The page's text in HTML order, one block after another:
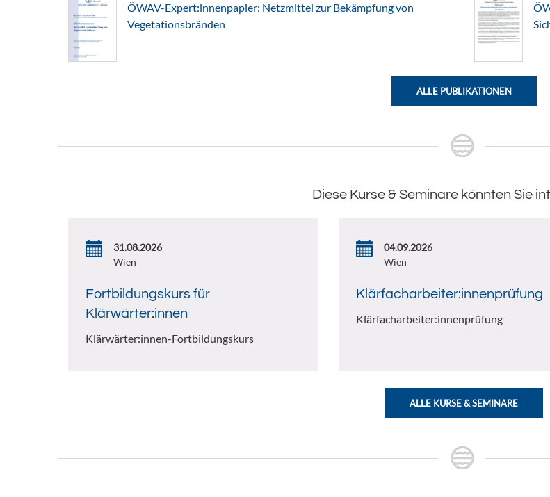
ÖWAV-Expert:innenpapier: Netzmittel zur Bekämpfung von
Vegetationsbränden
ALLE PUBLIKATIONEN
Diese Kurse & Seminare könnten Sie
31.08.2026
Wien
Fortbildungskurs für
Klärwärter:innen
Klärwärter:innen-Fortbildungskurs
04.09.2026
Wien
Klärfacharbeiter:innenprüfung
Klärfacharbeiter:innenprüfung
ALLE KURSE & SEMINARE